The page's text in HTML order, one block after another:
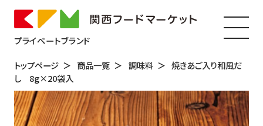
プライベートブランド
トップページ 商品一覧 調味料
焼きあご入り和風だ
し 8g×20袋入